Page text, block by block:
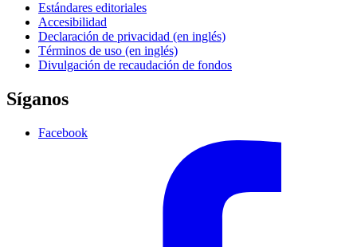
Estándares editoriales
Accesibilidad
Declaración de privacidad (en inglés)
Términos de uso (en inglés)
Divulgación de recaudación de fondos
Síganos
Facebook